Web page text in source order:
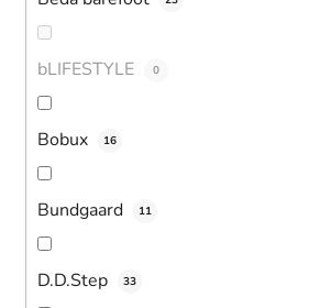
bLIFESTYLE 0
Bobux 16
Bundgaard 11
D.D.Step 33